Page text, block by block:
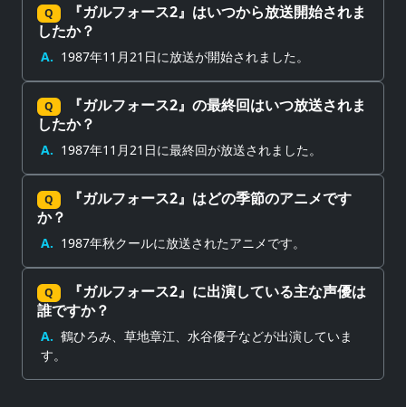
Q
『ガルフォース2』はいつから放送開始されま
したか？
A. 1987年11月21日に放送が開始されました。
Q
『ガルフォース2』の最終回はいつ放送されま
したか？
A. 1987年11月21日に最終回が放送されました。
Q
『ガルフォース2』はどの季節のアニメです
か？
A. 1987年秋クールに放送されたアニメです。
Q
『ガルフォース2』に出演している主な声優は
誰ですか？
A. 鶴ひろみ、草地章江、水谷優子などが出演していま
す。